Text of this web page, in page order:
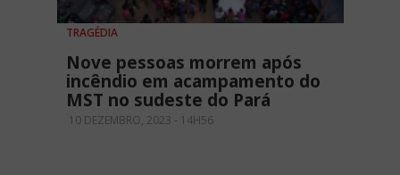
TRAGÉDIA
Nove pessoas morrem após
incêndio em acampamento do
MST no sudeste do Pará
10 DEZEMBRO, 2023 - 14H56